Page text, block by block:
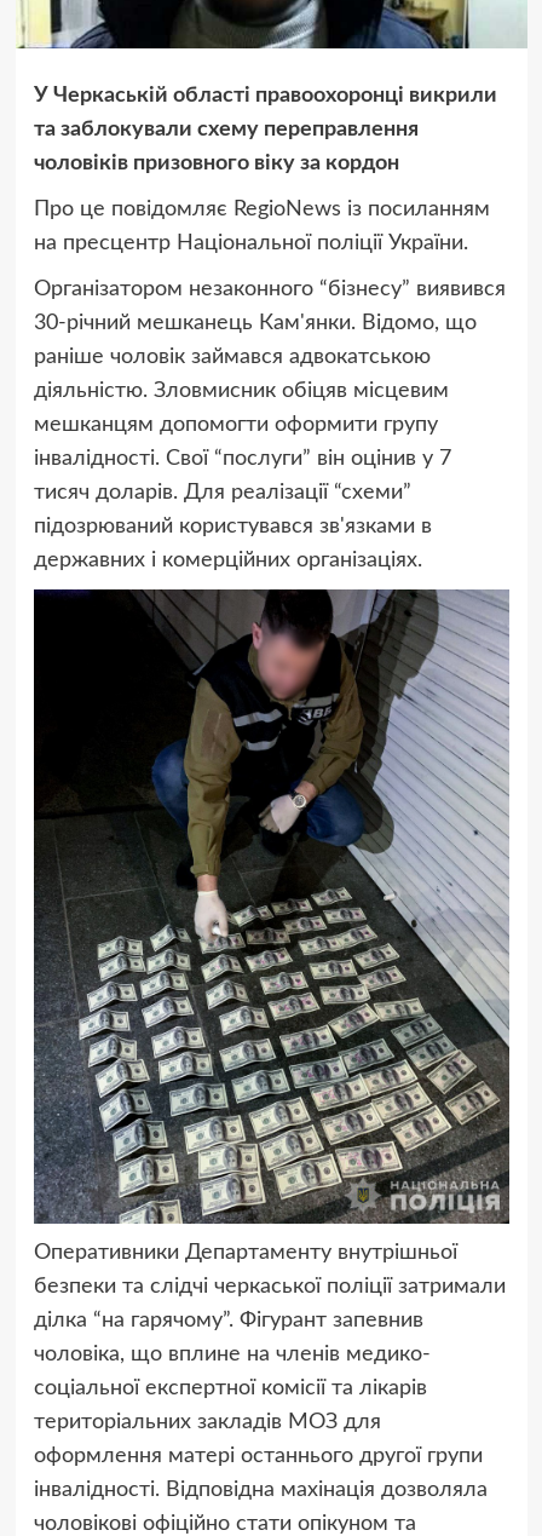
У Черкаській області правоохоронці викрили
та заблокували схему переправлення
чоловіків призовного віку за кордон
Про це повідомляє RegioNews із посиланням
на пресцентр Національної поліції України.
Організатором незаконного “бізнесу” виявився
30-річний мешканець Кам'янки. Відомо, що
раніше чоловік займався адвокатською
діяльністю. Зловмисник обіцяв місцевим
мешканцям допомогти оформити групу
інвалідності. Свої “послуги” він оцінив у 7
тисяч доларів. Для реалізації “схеми”
підозрюваний користувався зв'язками в
державних і комерційних організаціях.
Оперативники Департаменту внутрішньої
безпеки та слідчі черкаської поліції затримали
ділка “на гарячому”. Фігурант запевнив
чоловіка, що вплине на членів медико-
соціальної експертної комісії та лікарів
територіальних закладів МОЗ для
оформлення матері останнього другої групи
інвалідності. Відповідна махінація дозволяла
чоловікові офіційно стати опікуном та